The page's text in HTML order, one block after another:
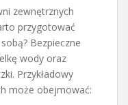
zewnętrznych
przygotować
Bezpieczne
wody oraz
Przykładowy
może obejmować: